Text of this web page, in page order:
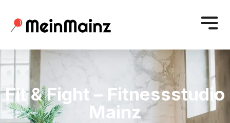
Fit & Fight – Fitnessstudio
Mainz